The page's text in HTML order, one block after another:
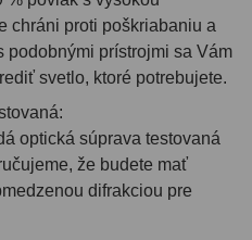
chráni proti poškriabaniu a
podobnými prístrojmi sa Vám
svetlo, ktoré potrebujete.
optická súprava testovaná
že budete mať
difrakciou pre